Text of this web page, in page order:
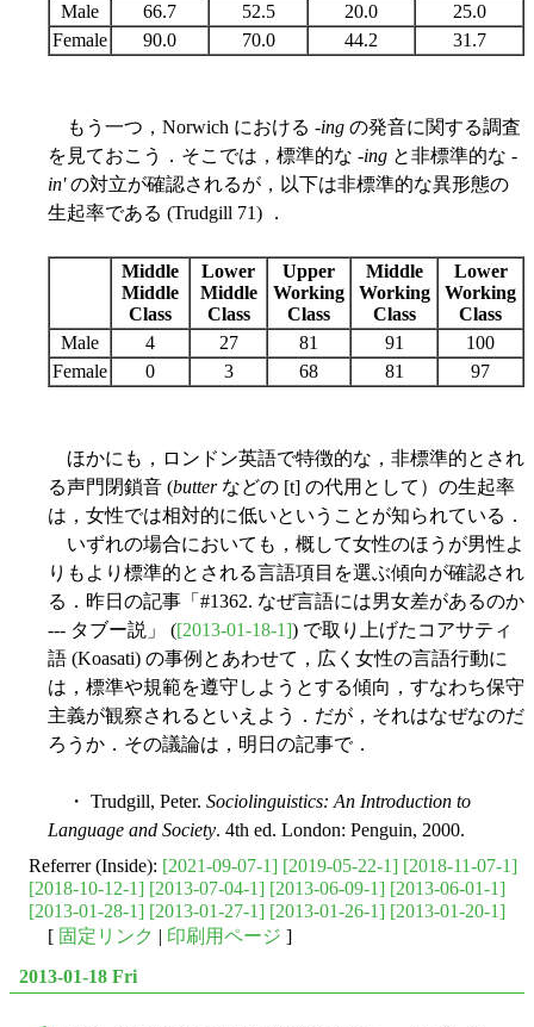
Male
66.7 52.5 20.0
25.0
Female
90.0 70.0 44.2 31.7
もう一つ，Norwich における -ing の発音に関する調査
を見ておこう．そこでは，標準的な -ing と非標準的な -
in'の対立が確認されるが，以下は非標準的な異形態の
生起率である (Trudgill 71) ．
Middle
Middle
Class
Lower
Middle
Class
Upper
Working
Class
Middle
Working
Class
Lower
Working
Class
Male
4 27 81 91
100
Female
0 3 68 81 97
ほかにも，ロンドン英語で特徴的な，非標準的とされ
る声門閉鎖音 (butterなどの [t] の代用として）の生起率
は，女性では相対的に低いということが知られている．
いずれの場合においても，概して女性のほうが男性よ
りもより標準的とされる言語項目を選ぶ傾向が確認され
る．昨日の記事「#1362. なぜ言語には男女差があるのか
--- タブー説」 ([2013-01-18-1]) で取り上げたコアサティ
語 (Koasati) の事例とあわせて，広く女性の言語行動に
は，標準や規範を遵守しようとする傾向，すなわち保守
主義が観察されるといえよう．だが，それはなぜなのだ
ろうか．その議論は，明日の記事で．
・ Trudgill, Peter. Sociolinguistics: An Introduction to
Language and Society. 4th ed. London: Penguin, 2000.
Referrer (Inside): [2021-09-07-1] [2019-05-22-1] [2018-11-07-1]
[2018-10-12-1] [2013-07-04-1] [2013-06-09-1] [2013-06-01-1]
[2013-01-28-1] [2013-01-27-1] [2013-01-26-1] [2013-01-20-1]
[ 固定リンク | 印刷用ページ ]
2013-01-18 Fri